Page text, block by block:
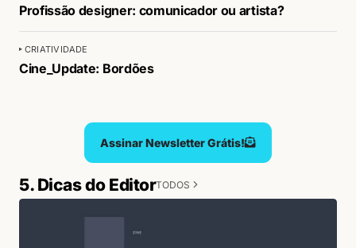
Profissão designer: comunicador ou artista?
CRIATIVIDADE
Cine_Update: Bordões
Assinar Newsletter Grátis!
5. Dicas do EditorTODOS